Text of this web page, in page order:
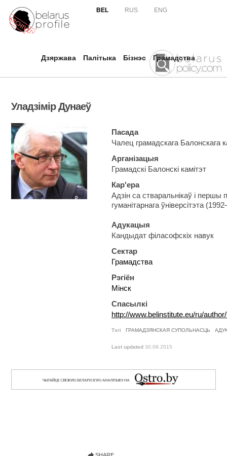
BEL RUS ENG
Дзяржава Палітыка Бізнэс Грамадства
Уладзімір Дунаеў
Пасада
Чалец грамадскага Балонскага
Арганізацыя
Грамадскі Балонскі камітэт
Кар'ера
Адзін са стваральнікаў і першы
гуманітарнага ўніверсітэта
Адукацыя
Кандыдат філасофскіх навук
Сектар
Грамадства
Рэгіён
Мінск
Спасылкі
http://www.belinstitute.eu/ru/
Тэгі ГРАМАДЗЯНСКАЯ СУПОЛЬНАСЦЬ
Last updated 30.09.2015